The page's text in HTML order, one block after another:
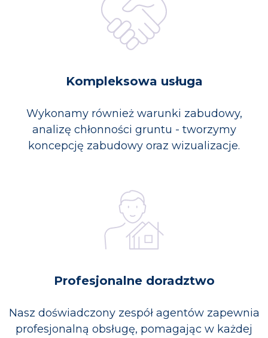
Kompleksowa usługa
Wykonamy również warunki zabudowy,
analizę chłonności gruntu - tworzymy
koncepcję zabudowy oraz wizualizacje.
Profesjonalne doradztwo
Nasz doświadczony zespół agentów zapewnia
profesjonalną obsługę, pomagając w każdej